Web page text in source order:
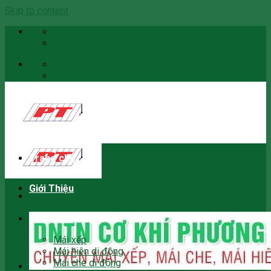
Skip to content
Trang chủ
Giới Thiệu
Sản phẩm
Mái xếp
Mái hiên di động
Mái che di động